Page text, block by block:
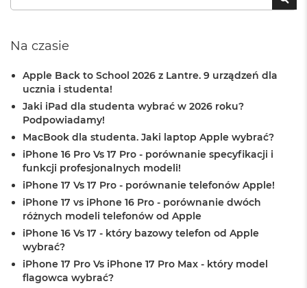
b
n
y
W
e
d
ł
u
g
p
o
j
e
m
n
o
ś
c
i
d
Na czasie
Apple Back to School 2026 z Lantre. 9 urządzeń dla
ucznia i studenta!
Jaki iPad dla studenta wybrać w 2026 roku?
Podpowiadamy!
MacBook dla studenta. Jaki laptop Apple wybrać?
iPhone 16 Pro Vs 17 Pro - porównanie specyfikacji i
funkcji profesjonalnych modeli!
iPhone 17 Vs 17 Pro - porównanie telefonów Apple!
iPhone 17 vs iPhone 16 Pro - porównanie dwóch
różnych modeli telefonów od Apple
iPhone 16 Vs 17 - który bazowy telefon od Apple
wybrać?
iPhone 17 Pro Vs iPhone 17 Pro Max - który model
flagowca wybrać?